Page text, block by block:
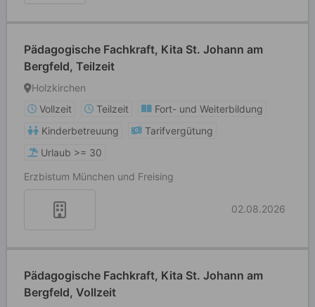
Pädagogische Fachkraft, Kita St. Johann am
Bergfeld, Teilzeit
Holzkirchen
Vollzeit
Teilzeit
Fort- und Weiterbildung
Kinderbetreuung
Tarifvergütung
Urlaub >= 30
Erzbistum München und Freising
02.08.2026
Pädagogische Fachkraft, Kita St. Johann am
Bergfeld, Vollzeit